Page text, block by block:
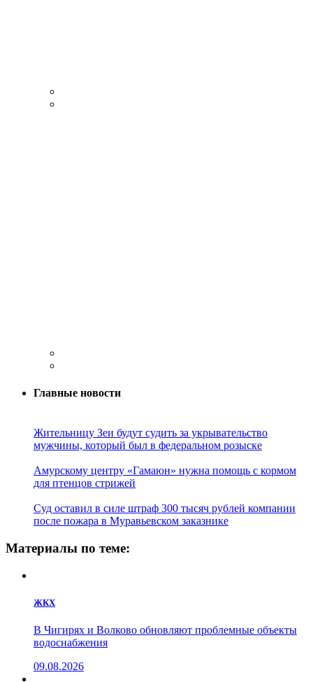
Главные новости
Жительницу Зеи будут судить за укрывательство
мужчины, который был в федеральном розыске
Амурскому центру «Гамаюн» нужна помощь с кормом
для птенцов стрижей
Суд оставил в силе штраф 300 тысяч рублей компании
после пожара в Муравьевском заказнике
Материалы по теме:
ЖКХ
В Чигирях и Волково обновляют проблемные объекты
водоснабжения
09.08.2026